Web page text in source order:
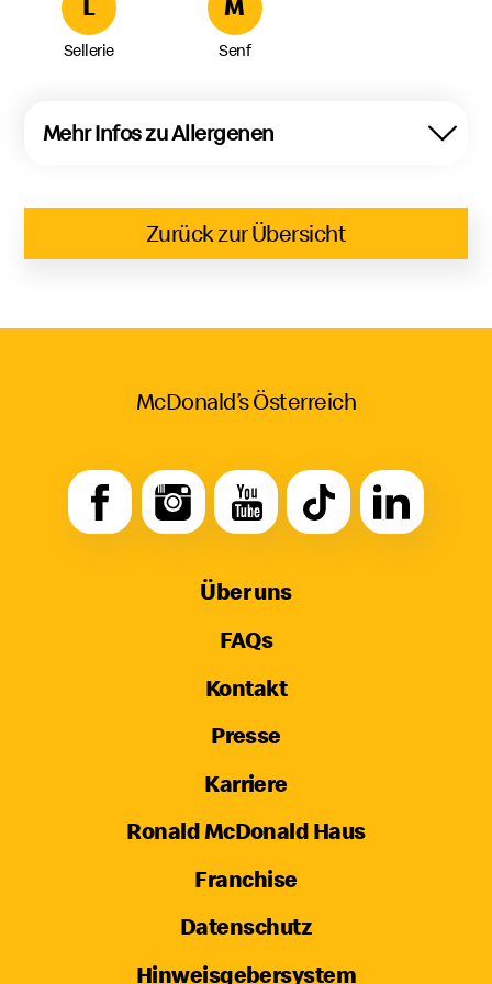
L
Sellerie
M
Senf
Mehr Infos zu Allergenen
Zurück zur Übersicht
McDonald’s Österreich
Über uns
FAQs
Kontakt
Presse
Karriere
Ronald McDonald Haus
Franchise
Datenschutz
Hinweisgebersystem